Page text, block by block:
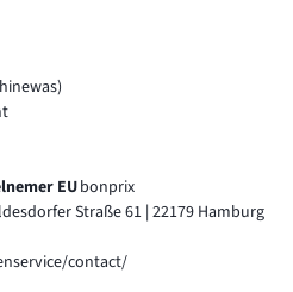
EUbonprix
Straße 61 | 22179 Hamburg
contact/